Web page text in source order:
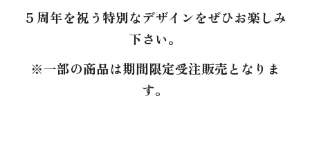
５周年を祝う特別なデザインをぜひお楽しみ
下さい。
※一部の商品は期間限定受注販売となりま
す。